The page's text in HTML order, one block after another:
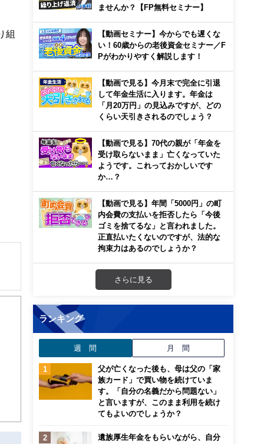
組
き
ませんか？【FP無料セミナー】
【動画セミナー】今からでも遅くな
い！60歳からの老後資金セミナー／F
Pがわかりやすく解説します！
【動画で見る】今月末で完全に引退
して年金生活に入ります。年金は
「月20万円」の見込みですが、どの
くらい天引きされるのでしょう？
【動画で見る】70代の親が「年金を
受け取らないまま」亡くなっていた
ようです。これっておかしいです
か…？
【動画で見る】年間「5000円」の町
内会費の支払いを拒否したら「今後
ゴミを捨てるな」と言われました。
正直払いたくないのですが、法的な
拘束力はあるのでしょうか？
さらに見る
ランキング
週 間 月 間
父が亡くなった後も、母は父の「家
族カード」で買い物を続けていま
す。「自分の名義だから問題ない」
と言いますが、このまま利用を続け
てもよいのでしょうか？
遺族厚生年金をもらいながら、自分